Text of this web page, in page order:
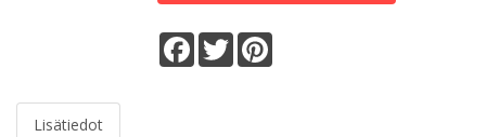
Facebook
Twitter
Lisätiedot